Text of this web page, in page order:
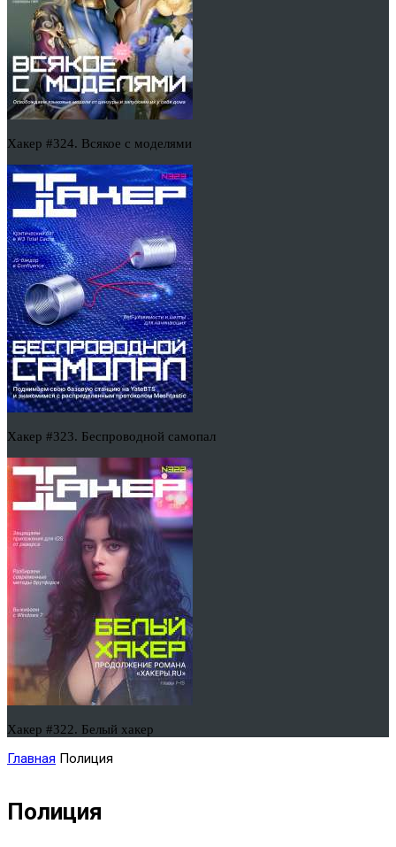
Хакер #324. Всякое с моделями
Хакер #323. Беспроводной самопал
Хакер #322. Белый хакер
Главная Полиция
Полиция